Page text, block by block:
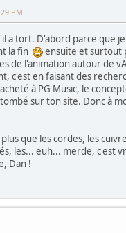
PM
a tort. D'abord parce que
la fin
ensuite et surtout
de l'animation autour de
c'est en faisant des
à PG Music, le
sur ton site. Donc à
que les cordes, les
les... euh... merde, c'est
Dan !